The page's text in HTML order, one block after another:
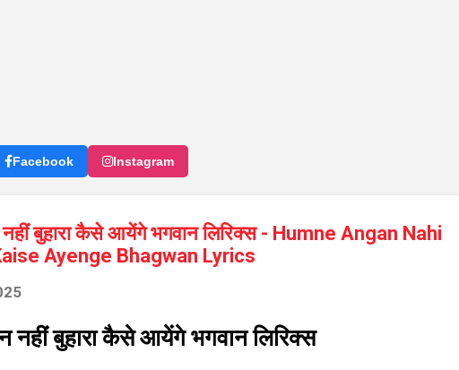
Facebook Instagram
बुहारा कैसे आयेंगे भगवान लिरिक्स - Humne Angan Nahi
Ayenge Bhagwan Lyrics
बुहारा कैसे आयेंगे भगवान लिरिक्स